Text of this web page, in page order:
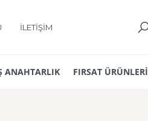
İLETİŞİM
ANAHTARLIK FIRSAT ÜRÜNLERİ